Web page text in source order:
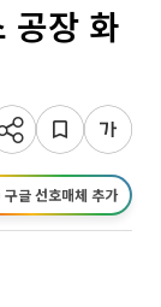
공장 화
구글 선호매체 추가